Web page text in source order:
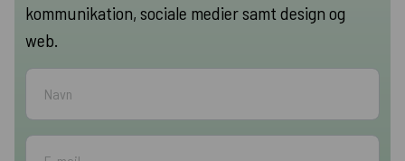
kommunikation, sociale medier samt design og
web.